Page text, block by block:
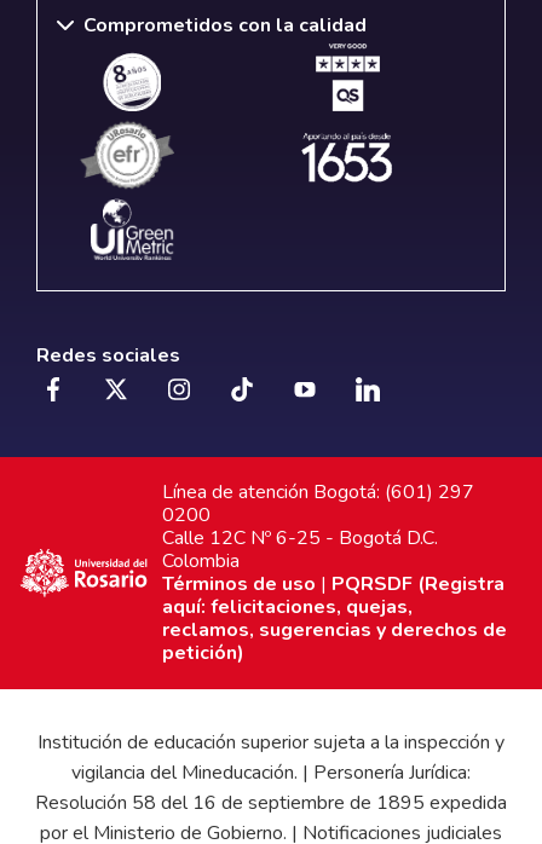
Comprometidos con la calidad
Redes sociales
Línea de atención Bogotá: (601) 297
0200
Calle 12C Nº 6-25 - Bogotá D.C.
Colombia
Términos de uso | PQRSDF (Registra
aquí: felicitaciones, quejas,
reclamos, sugerencias y derechos de
petición)
Institución de educación superior sujeta a la inspección y
vigilancia del Mineducación. | Personería Jurídica:
Resolución 58 del 16 de septiembre de 1895 expedida
por el Ministerio de Gobierno. | Notificaciones judiciales